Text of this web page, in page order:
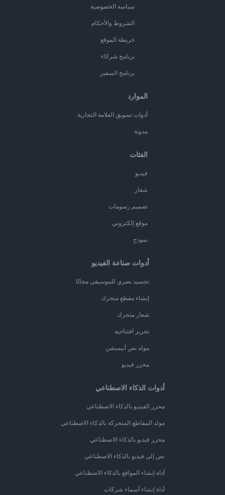
سياسة الخصوصية
الشروط والأحكام
خريطة الموقع
برنامج شركاء
برنامج السفير
الموارد
أدوات تسويق العلامة التجارية
مدونة
الفئات
فيديو
شعار
تصميم رسومات
موقع إلكتروني
نموذج
أدوات صناعة الفيديو
تجسيد بصري للموسيقى مجانًا
إنشاء مقطع متحرك
شعار متحرك
تحرير افتتاحية
مولد نص أنيميشن
محرر فيديو
أدوات الذكاء الاصطناعي
محرر الفيديو بالذكاء الاصطناعي
مولد المقاطع المتحركة بالذكاء الاصطناعي
محرر فيديو بالذكاء الاصطناعي
نص إلى فيديو بالذكاء الاصطناعي
أداة إنشاء المواقع بالذكاء الاصطناعي
أداة إنشاء أسماء شركات